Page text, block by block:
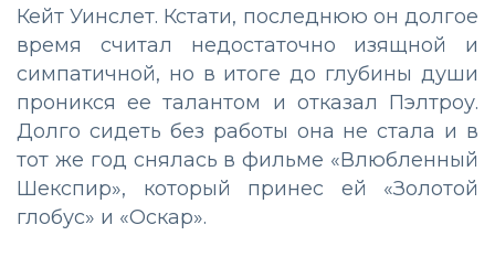
Кейт Уинслет. Кстати, последнюю он долгое
время считал недостаточно изящной и
симпатичной, но в итоге до глубины души
проникся ее талантом и отказал Пэлтроу.
Долго сидеть без работы она не стала и в
тот же год снялась в фильме «Влюбленный
Шекспир», который принес ей «Золотой
глобус» и «Оскар».